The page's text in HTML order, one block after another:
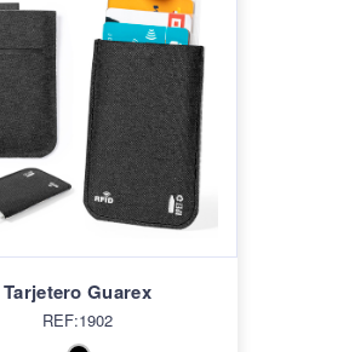
Tarjetero Guarex
REF:1902